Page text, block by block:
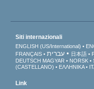
Siti internazionali
ENGLISH (US/International)
FRANÇAIS
עברית 日本語
DEUTSCH MAGYAR NORSK
(CASTELLANO)
ΕΛΛΗΝΙΚA
Link